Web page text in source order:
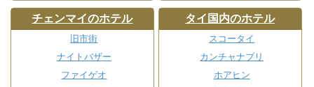
チェンマイのホテル
旧市街
ナイトバザー
ファイゲオ
タイ国内のホテル
スコータイ
カンチャナブリ
ホアヒン